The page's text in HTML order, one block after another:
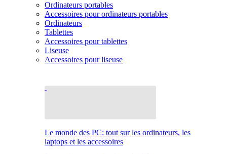
Ordinateurs portables
Accessoires pour ordinateurs portables
Ordinateurs
Tablettes
Accessoires pour tablettes
Liseuse
Accessoires pour liseuse
Le monde des PC: tout sur les ordinateurs, les
laptops et les accessoires